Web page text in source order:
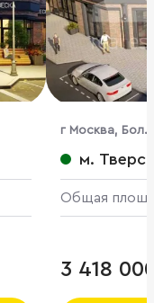
г Москва, Бол.
м.
Общая
3 418